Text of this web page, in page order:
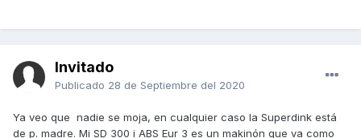
Invitado
Publicado 28 de Septiembre del 2020
Ya veo que nadie se moja, en cualquier caso la Superdink está
de p. madre. Mi SD 300 i ABS Eur 3 es un makinón que va como